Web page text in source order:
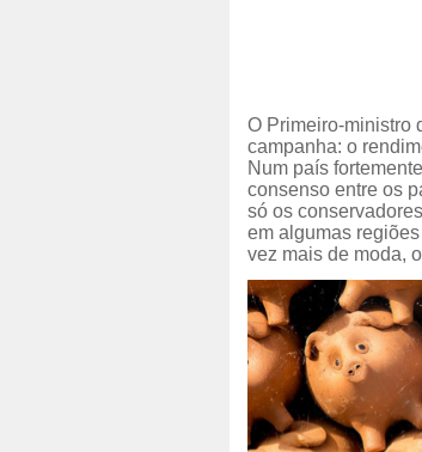
O Primeiro-ministro
campanha: o
Num país
consenso entre os
só os
em algumas
vez mais de moda,